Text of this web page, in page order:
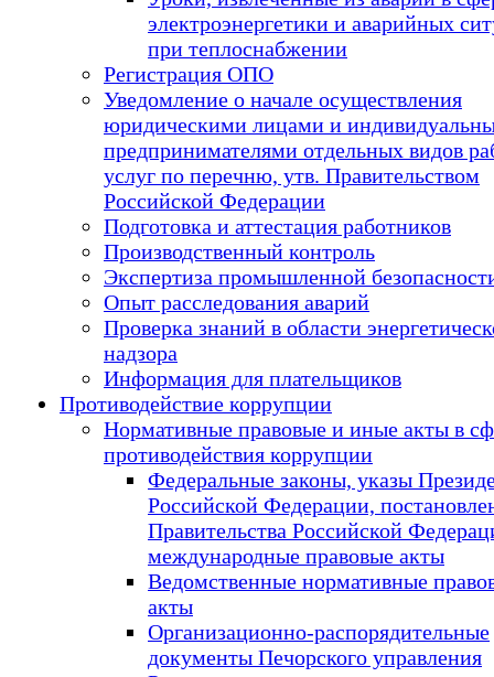
электроэнергетики и аварийных
при теплоснабжении
Регистрация ОПО
Уведомление о начале осуществления
юридическими лицами и
предпринимателями отдельных видов
услуг по перечню, утв. Правительством
Российской Федерации
Подготовка и аттестация работников
Производственный контроль
Экспертиза промышленной
Опыт расследования аварий
Проверка знаний в области
надзора
Информация для плательщиков
Противодействие коррупции
Нормативные правовые и иные акты в
противодействия коррупции
Федеральные законы, указы
Российской Федерации,
Правительства Российской
международные правовые акты
Ведомственные нормативные
акты
Организационно-распорядительные
документы Печорского управления